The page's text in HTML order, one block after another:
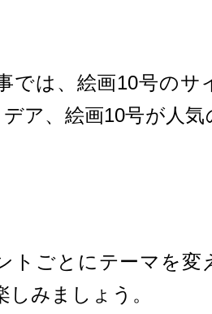
では、絵画10号のサ
ア、絵画10号が人気
トごとにテーマを変
しみましょう。